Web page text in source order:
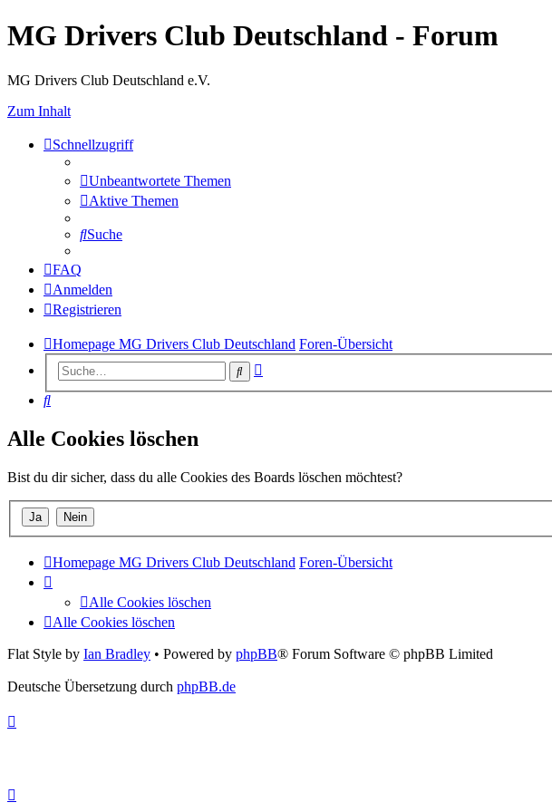
MG Drivers Club Deutschland - Forum
MG Drivers Club Deutschland e.V.
Zum Inhalt
Schnellzugriff
Unbeantwortete Themen
Aktive Themen
Suche
FAQ
Anmelden
Registrieren
Homepage MG Drivers Club Deutschland Foren-Übersicht
Suche
Suche
Alle Cookies löschen
Bist du dir sicher, dass du alle Cookies des Boards löschen möchtest?
Homepage MG Drivers Club Deutschland Foren-Übersicht
Alle Cookies löschen
Alle Cookies löschen
Flat Style by Ian Bradley • Powered by phpBB® Forum Software © phpBB Limited
Deutsche Übersetzung durch phpBB.de